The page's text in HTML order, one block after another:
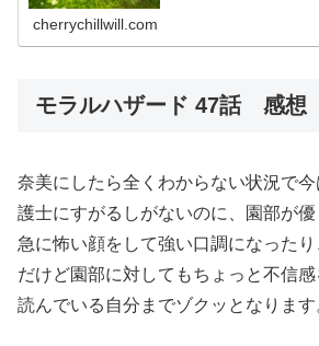
cherrychillwill.com
モラルハザード 47話 感想
奈美にしたら全くわからない状況で
護士にすがるしがないのに、園部が
急に怖い顔をして強い口調になった
だけど園部に対してもちょっと不信感
読んでいる自分までゾクッとなります